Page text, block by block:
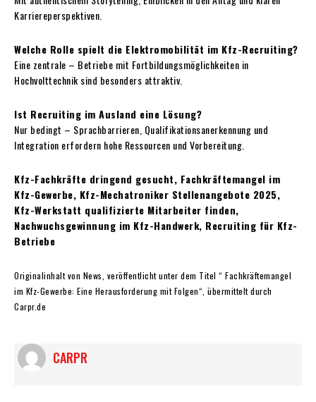
Karriereperspektiven.
Welche Rolle spielt die Elektromobilität im Kfz-Recruiting?
Eine zentrale – Betriebe mit Fortbildungsmöglichkeiten in
Hochvolttechnik sind besonders attraktiv.
Ist Recruiting im Ausland eine Lösung?
Nur bedingt – Sprachbarrieren, Qualifikationsanerkennung und
Integration erfordern hohe Ressourcen und Vorbereitung.
Kfz-Fachkräfte dringend gesucht, Fachkräftemangel im
Kfz-Gewerbe, Kfz-Mechatroniker Stellenangebote 2025,
Kfz-Werkstatt qualifizierte Mitarbeiter finden,
Nachwuchsgewinnung im Kfz-Handwerk, Recruiting für Kfz-
Betriebe
Originalinhalt von News, veröffentlicht unter dem Titel “ Fachkräftemangel
im Kfz-Gewerbe: Eine Herausforderung mit Folgen“, übermittelt durch
Carpr.de
CARPR